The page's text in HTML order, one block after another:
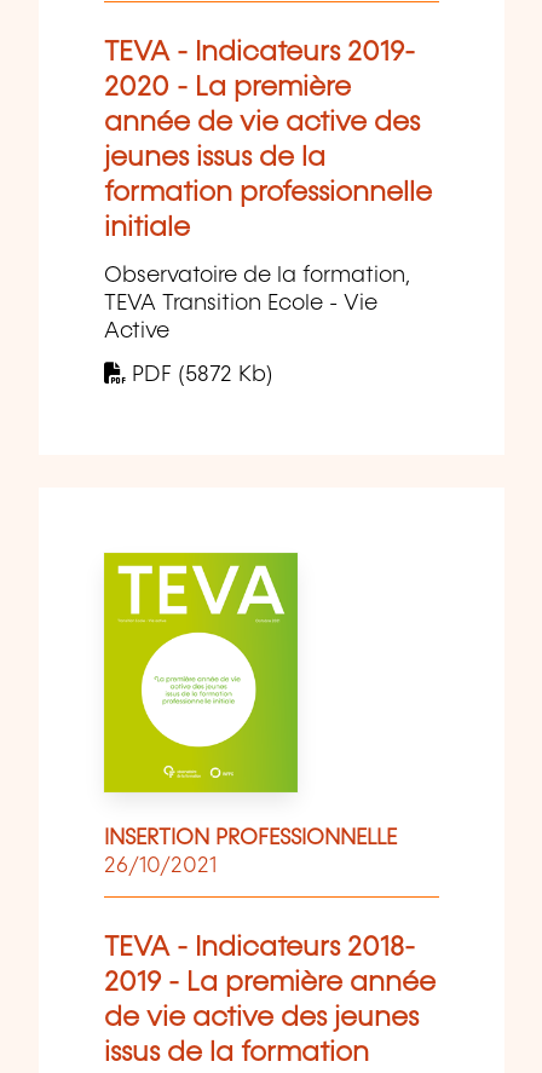
TEVA - Indicateurs 2019-
2020 - La première
année de vie active des
jeunes issus de la
formation professionnelle
initiale
Observatoire de la formation,
TEVA Transition Ecole - Vie
Active
PDF (5872 Kb)
INSERTION PROFESSIONNELLE
26/10/2021
TEVA - Indicateurs 2018-
2019 - La première année
de vie active des jeunes
issus de la formation